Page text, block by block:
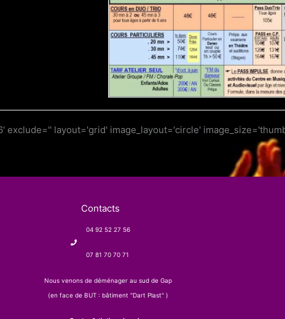
layout='grid' image_layout='circle'
Contacts
04 92 52 27 56
07 81 70 70 71
Nous venons de déménager au sud de Gap
(en face de BUT : bâtiment "Dart Plast" )